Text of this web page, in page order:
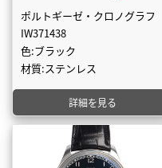
ポルトギーゼ・クロノグラフ
IW371438
色:ブラック
材質:ステンレス
詳細を見る